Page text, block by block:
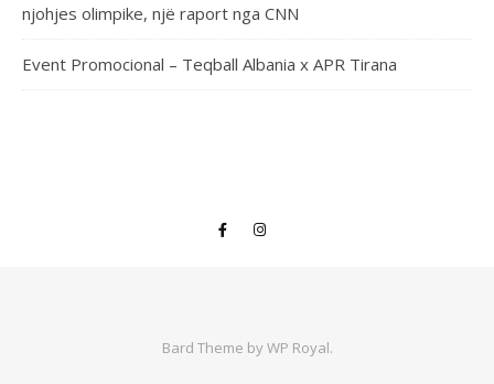
njohjes olimpike, një raport nga CNN
Event Promocional – Teqball Albania x APR Tirana
Bard Theme byWP Royal.